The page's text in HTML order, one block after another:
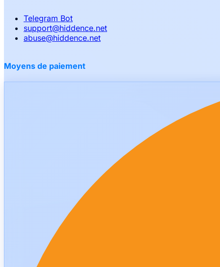
Telegram Bot
support@hiddence.net
abuse@hiddence.net
Moyens de paiement